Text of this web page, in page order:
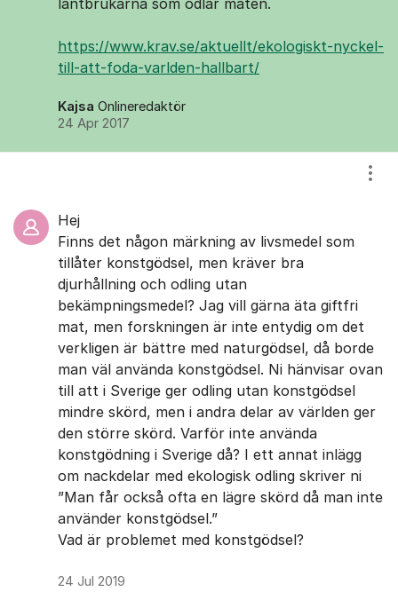
lantbrukarna som odlar maten.
https://www.krav.se/aktuellt/ekologiskt-nyckel-
till-att-foda-varlden-hallbart/
Kajsa Onlineredaktör
24 Apr 2017
Hej
Finns det någon märkning av livsmedel som
tillåter konstgödsel, men kräver bra
djurhållning och odling utan
bekämpningsmedel? Jag vill gärna äta giftfri
mat, men forskningen är inte entydig om det
verkligen är bättre med naturgödsel, då borde
man väl använda konstgödsel. Ni hänvisar ovan
till att i Sverige ger odling utan konstgödsel
mindre skörd, men i andra delar av världen ger
den större skörd. Varför inte använda
konstgödning i Sverige då? I ett annat inlägg
om nackdelar med ekologisk odling skriver ni
”Man får också ofta en lägre skörd då man inte
använder konstgödsel.”
Vad är problemet med konstgödsel?
24 Jul 2019